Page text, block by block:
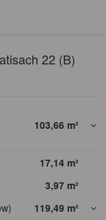
22 (B)
103,66 m²
17,14 m²
3,97 m²
119,49 m²